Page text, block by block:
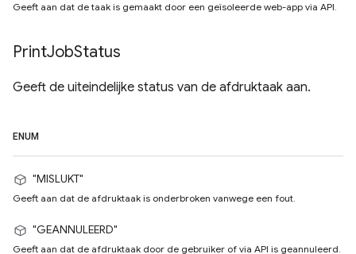
Geeft aan dat de taak is gemaakt door een geïsoleerde web-app via API.
PrintJobStatus
Geeft de uiteindelijke status van de afdruktaak aan.
ENUM
"MISLUKT"
Geeft aan dat de afdruktaak is onderbroken vanwege een fout.
"GEANNULEERD"
Geeft aan dat de afdruktaak door de gebruiker of via API is geannuleerd.